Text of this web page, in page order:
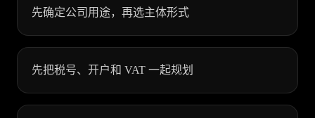
先确定公司用途，再选主体形式
先把税号、开户和 VAT 一起规划